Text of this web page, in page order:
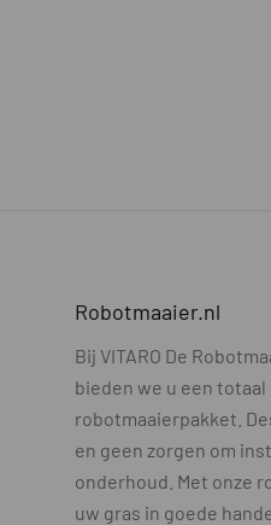
Robotmaaier.nl
Bij VITARO De
bieden we u een totaal
robotmaaierpakket.
en geen zorgen om
onderhoud. Met onze
uw gras in goede